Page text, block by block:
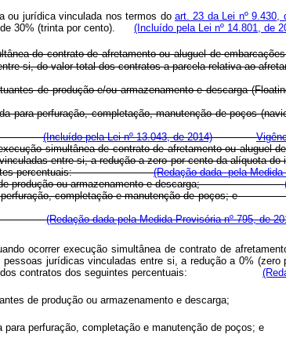
ou jurídica vinculada nos termos do art. 23 da Lei nº 9.430,
de 30% (trinta por cento). (Incluído pela Lei nº 14.801, de
do contrato de afretamento ou aluguel de
entre si, do valor total dos contratos a parcela
de produção e/ou armazenamento e descarga (
sonda para perfuração, completação, manutenção
(Incluído pela Lei nº 13.043, de 2014)
simultânea de contrato de afretamento ou aluguel
entre si, a redução a zero por cento da alíquota
dos seguintes percentuais:(Redação dada pela
de produção ou armazenamento e descarga;
para perfuração, completação e manutenção de
(Redação dada pela Medida Provisória nº 795, de
ocorrer execução simultânea de contrato de
jurídicas vinculadas entre si, a redução a 0%
total dos contratos dos seguintes percentuais:
flutuantes de produção ou armazenamento e
para perfuração, completação e manutenção de